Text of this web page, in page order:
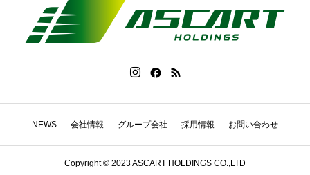
NEWS 会社情報 グループ会社 採用情報 お問い合わせ
Copyright © 2023 ASCART HOLDINGS CO.,LTD